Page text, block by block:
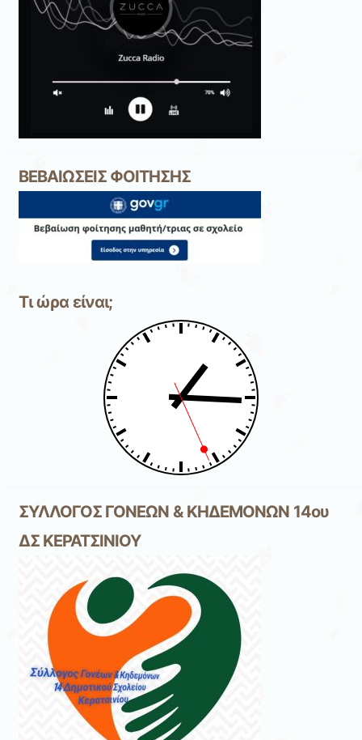
ΒΕΒΑΙΩΣΕΙΣ ΦΟΙΤΗΣΗΣ
Τι ώρα είναι;
ΣΥΛΛΟΓΟΣ ΓΟΝΕΩΝ & ΚΗΔΕΜΟΝΩΝ 14ου
ΔΣ ΚΕΡΑΤΣΙΝΙΟΥ